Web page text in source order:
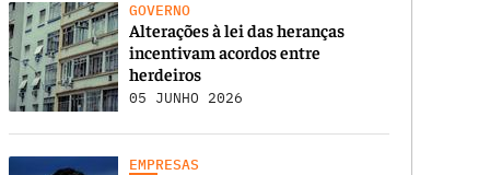
GOVERNO
Alterações à lei das heranças
incentivam acordos entre
herdeiros
05 JUNHO 2026
EMPRESAS